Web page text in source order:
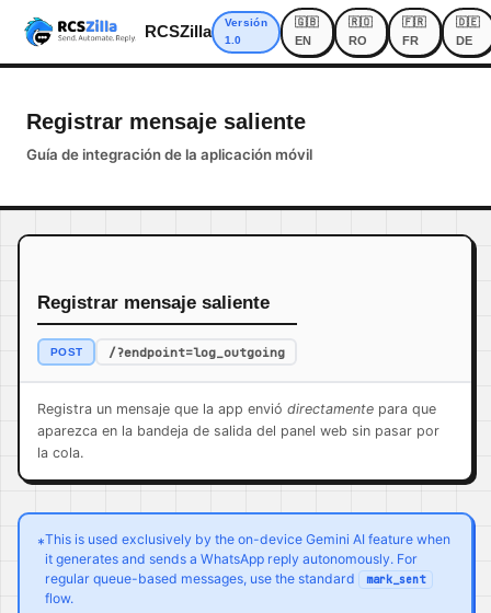
RCSZilla
Versión
1.0
🇬🇧
EN
🇷🇴
RO
🇫🇷
FR
🇩🇪
DE
Registrar mensaje saliente
Guía de integración de la aplicación móvil
Registrar mensaje saliente
POST /?endpoint=log_outgoing
Registra un mensaje que la app envió directamente para que
aparezca en la bandeja de salida del panel web sin pasar por
la cola.
*This is used exclusively by the on-device Gemini AI feature when
it generates and sends a WhatsApp reply autonomously. For
regular queue-based messages, use the standard
mark_sent
flow.